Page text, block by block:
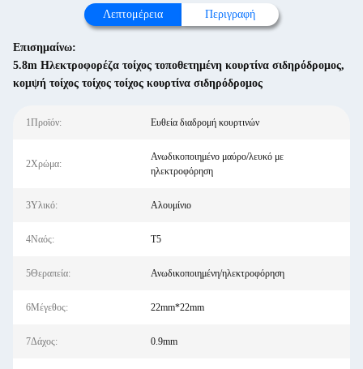
Λεπτομέρεια Περιγραφή
Επισημαίνω:
5.8m Ηλεκτροφορέζα τοίχος τοποθετημένη κουρτίνα σιδηρόδρομος,
κομψή τοίχος τοίχος τοίχος κουρτίνα σιδηρόδρομος
1Προϊόν: Ευθεία διαδρομή κουρτινών
2Χρώμα:
Ανωδικοποιημένο μαύρο/λευκό με
ηλεκτροφόρηση
3Υλικό: Αλουμίνιο
4Ναός: Τ5
5Θεραπεία: Ανωδικοποιημένη/ηλεκτροφόρηση
6Μέγεθος: 22mm*22mm
7Δάχος: 0.9mm